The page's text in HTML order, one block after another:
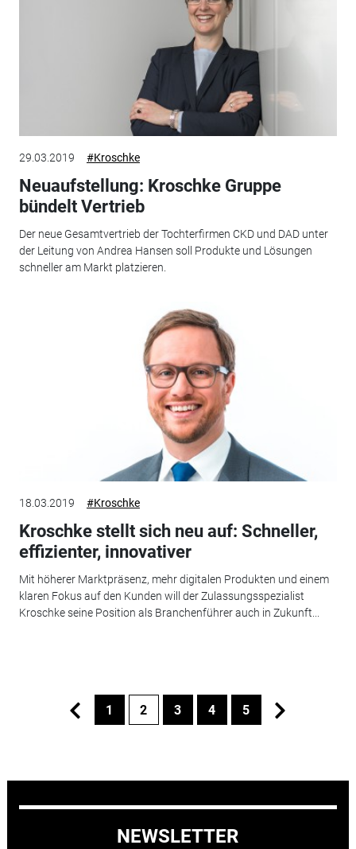
29.03.2019 #Kroschke
Neuaufstellung: Kroschke Gruppe
bündelt Vertrieb
Der neue Gesamtvertrieb der Tochterfirmen CKD und DAD unter
der Leitung von Andrea Hansen soll Produkte und Lösungen
schneller am Markt platzieren.
18.03.2019 #Kroschke
Kroschke stellt sich neu auf: Schneller,
effizienter, innovativer
Mit höherer Marktpräsenz, mehr digitalen Produkten und einem
klaren Fokus auf den Kunden will der Zulassungsspezialist
Kroschke seine Position als Branchenführer auch in Zukunft...
1 2 3 4 5
NEWSLETTER